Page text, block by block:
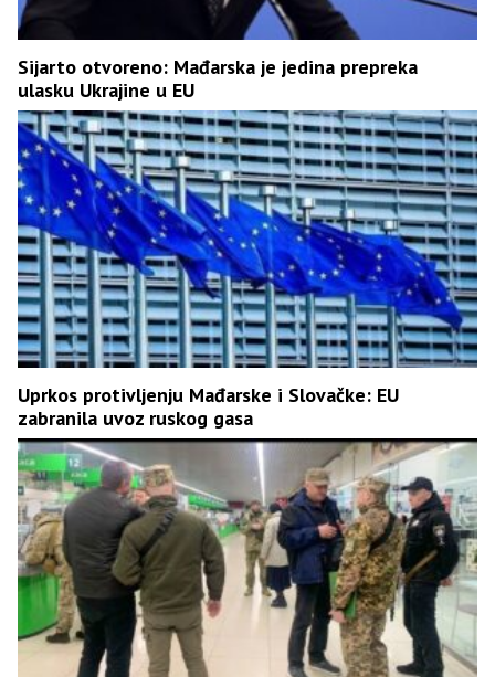
Sijarto otvoreno: Mađarska je jedina prepreka
ulasku Ukrajine u EU
Uprkos protivljenju Mađarske i Slovačke: EU
zabranila uvoz ruskog gasa